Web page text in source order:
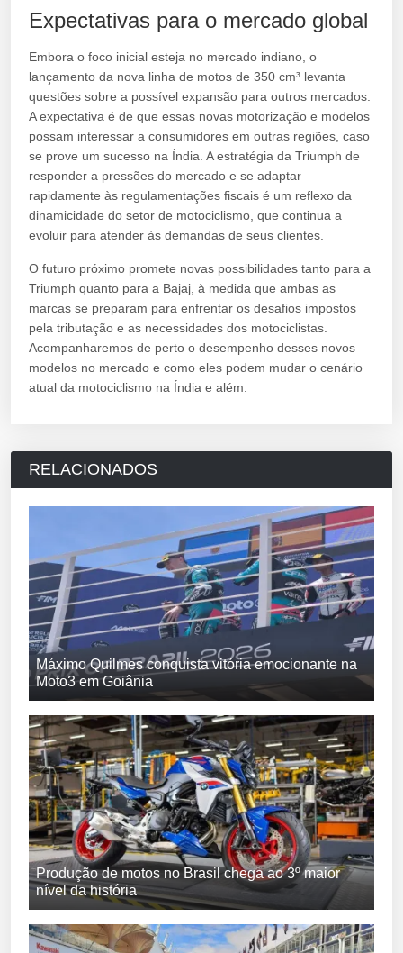
Expectativas para o mercado global
Embora o foco inicial esteja no mercado indiano, o
lançamento da nova linha de motos de 350 cm³ levanta
questões sobre a possível expansão para outros mercados.
A expectativa é de que essas novas motorização e modelos
possam interessar a consumidores em outras regiões, caso
se prove um sucesso na Índia. A estratégia da Triumph de
responder a pressões do mercado e se adaptar
rapidamente às regulamentações fiscais é um reflexo da
dinamicidade do setor de motociclismo, que continua a
evoluir para atender às demandas de seus clientes.
O futuro próximo promete novas possibilidades tanto para a
Triumph quanto para a Bajaj, à medida que ambas as
marcas se preparam para enfrentar os desafios impostos
pela tributação e as necessidades dos motociclistas.
Acompanharemos de perto o desempenho desses novos
modelos no mercado e como eles podem mudar o cenário
atual da motociclismo na Índia e além.
RELACIONADOS
Máximo Quilmes conquista vitória emocionante na
Moto3 em Goiânia
Produção de motos no Brasil chega ao 3º maior
nível da história